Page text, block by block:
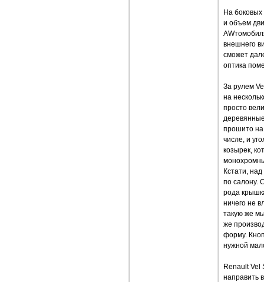
На боковых
и объем
внешнего
сможет
оптика
За рулем
на
просто
прошито на
числе, и
козырек,
Кстати,
по салону.
рода
ничего не
такую же
же
форму.
нужной
Renault Vel
направить